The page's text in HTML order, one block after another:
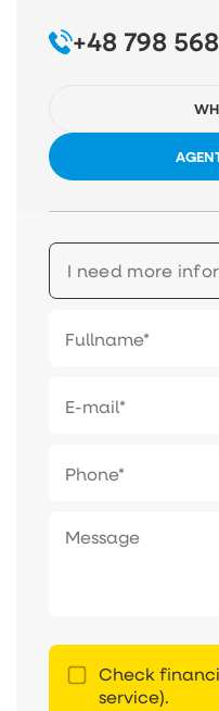
+48 798
I need more
Check
service).